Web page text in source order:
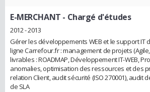
E-MERCHANT - Chargé d'études
2012 - 2013
Gérer les développements WEB et le support IT
ligne Carrefour.fr : management de projets (Agile,
livrables : ROADMAP, Développement IT-WEB,
anomalies, optimisation des ressources et des
relation Client, audit sécurité (ISO 270001), audit
de SLA